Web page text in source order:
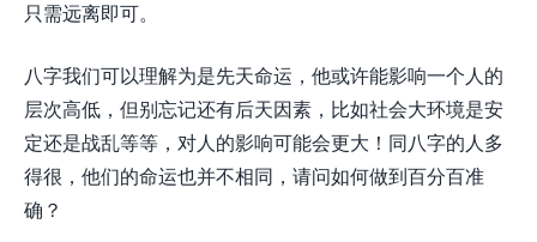
只需远离即可。
八字我们可以理解为是先天命运，他或许能影响一个人的
层次高低，但别忘记还有后天因素，比如社会大环境是安
定还是战乱等等，对人的影响可能会更大！同八字的人多
得很，他们的命运也并不相同，请问如何做到百分百准
确？